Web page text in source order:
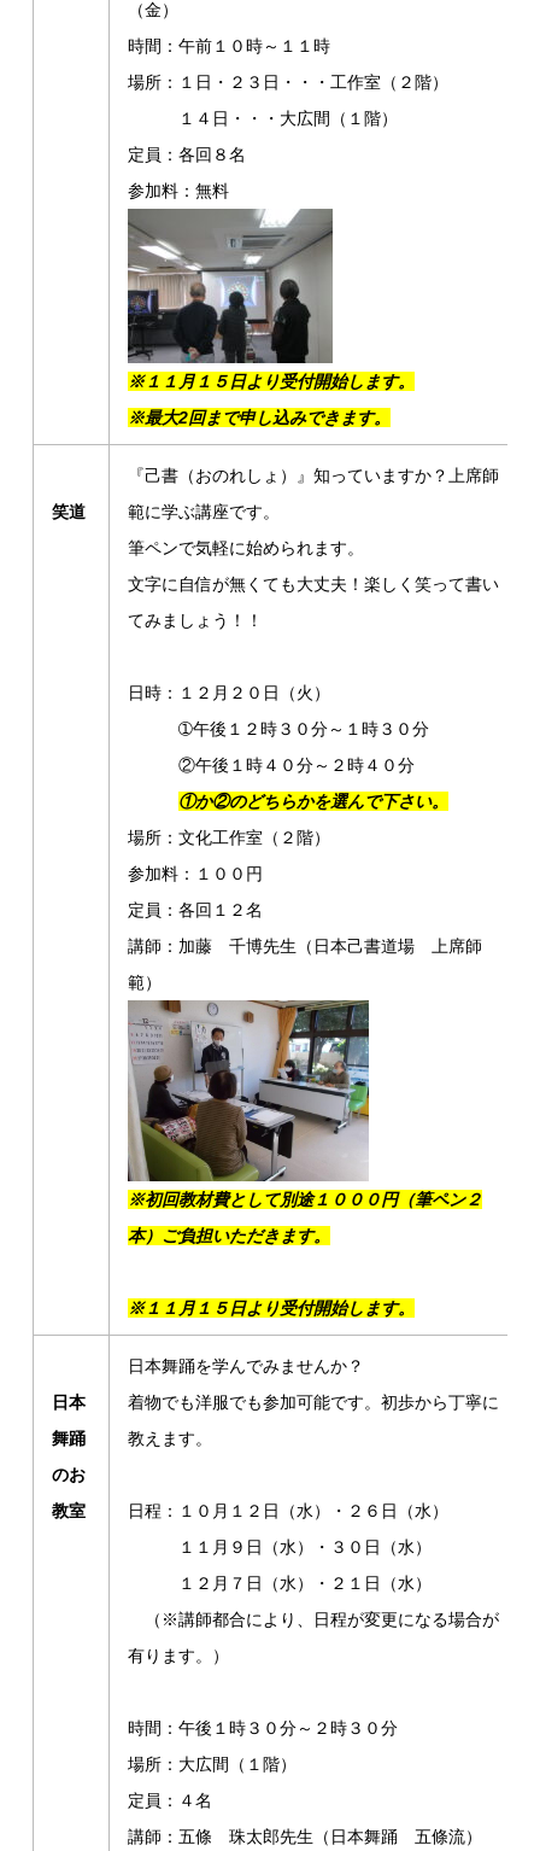
（金）
時間：午前１０時～１１時
場所：１日・２３日・・・工作室（２階）
１４日・・・大広間（１階）
定員：各回８名
参加料：無料
※１１月１５日より受付開始します。
※最大2回まで申し込みできます。
笑道
『己書（おのれしょ）』知っていますか？上席師
範に学ぶ講座です。
筆ペンで気軽に始められます。
文字に自信が無くても大丈夫！楽しく笑って書い
てみましょう！！
日時：１２月２０日（火）
➀午後１２時３０分～１時３０分
②午後１時４０分～２時４０分
①か②のどちらかを選んで下さい。
場所：文化工作室（２階）
参加料：１００円
定員：各回１２名
講師：加藤 千博先生（日本己書道場 上席師
範）
※初回教材費として別途１０００円（筆ペン２
本）ご負担いただきます。
※１１月１５日より受付開始します。
日本
舞踊
のお
教室
日本舞踊を学んでみませんか？
着物でも洋服でも参加可能です。初歩から丁寧に
教えます。
日程：１０月１２日（水）・２６日（水）
１１月９日（水）・３０日（水）
１２月７日（水）・２１日（水）
（※講師都合により、日程が変更になる場合が
有ります。）
時間：午後１時３０分～２時３０分
場所：大広間（１階）
定員：４名
講師：五條 珠太郎先生（日本舞踊 五條流）